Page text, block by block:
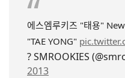
에스엠루키즈 "태용"
"TAE YONG"
? SMROOKIES
2013